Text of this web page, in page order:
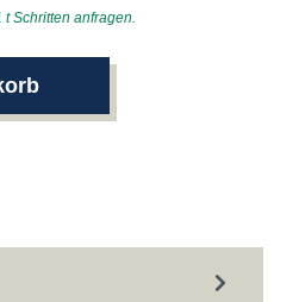
Schritten anfragen.